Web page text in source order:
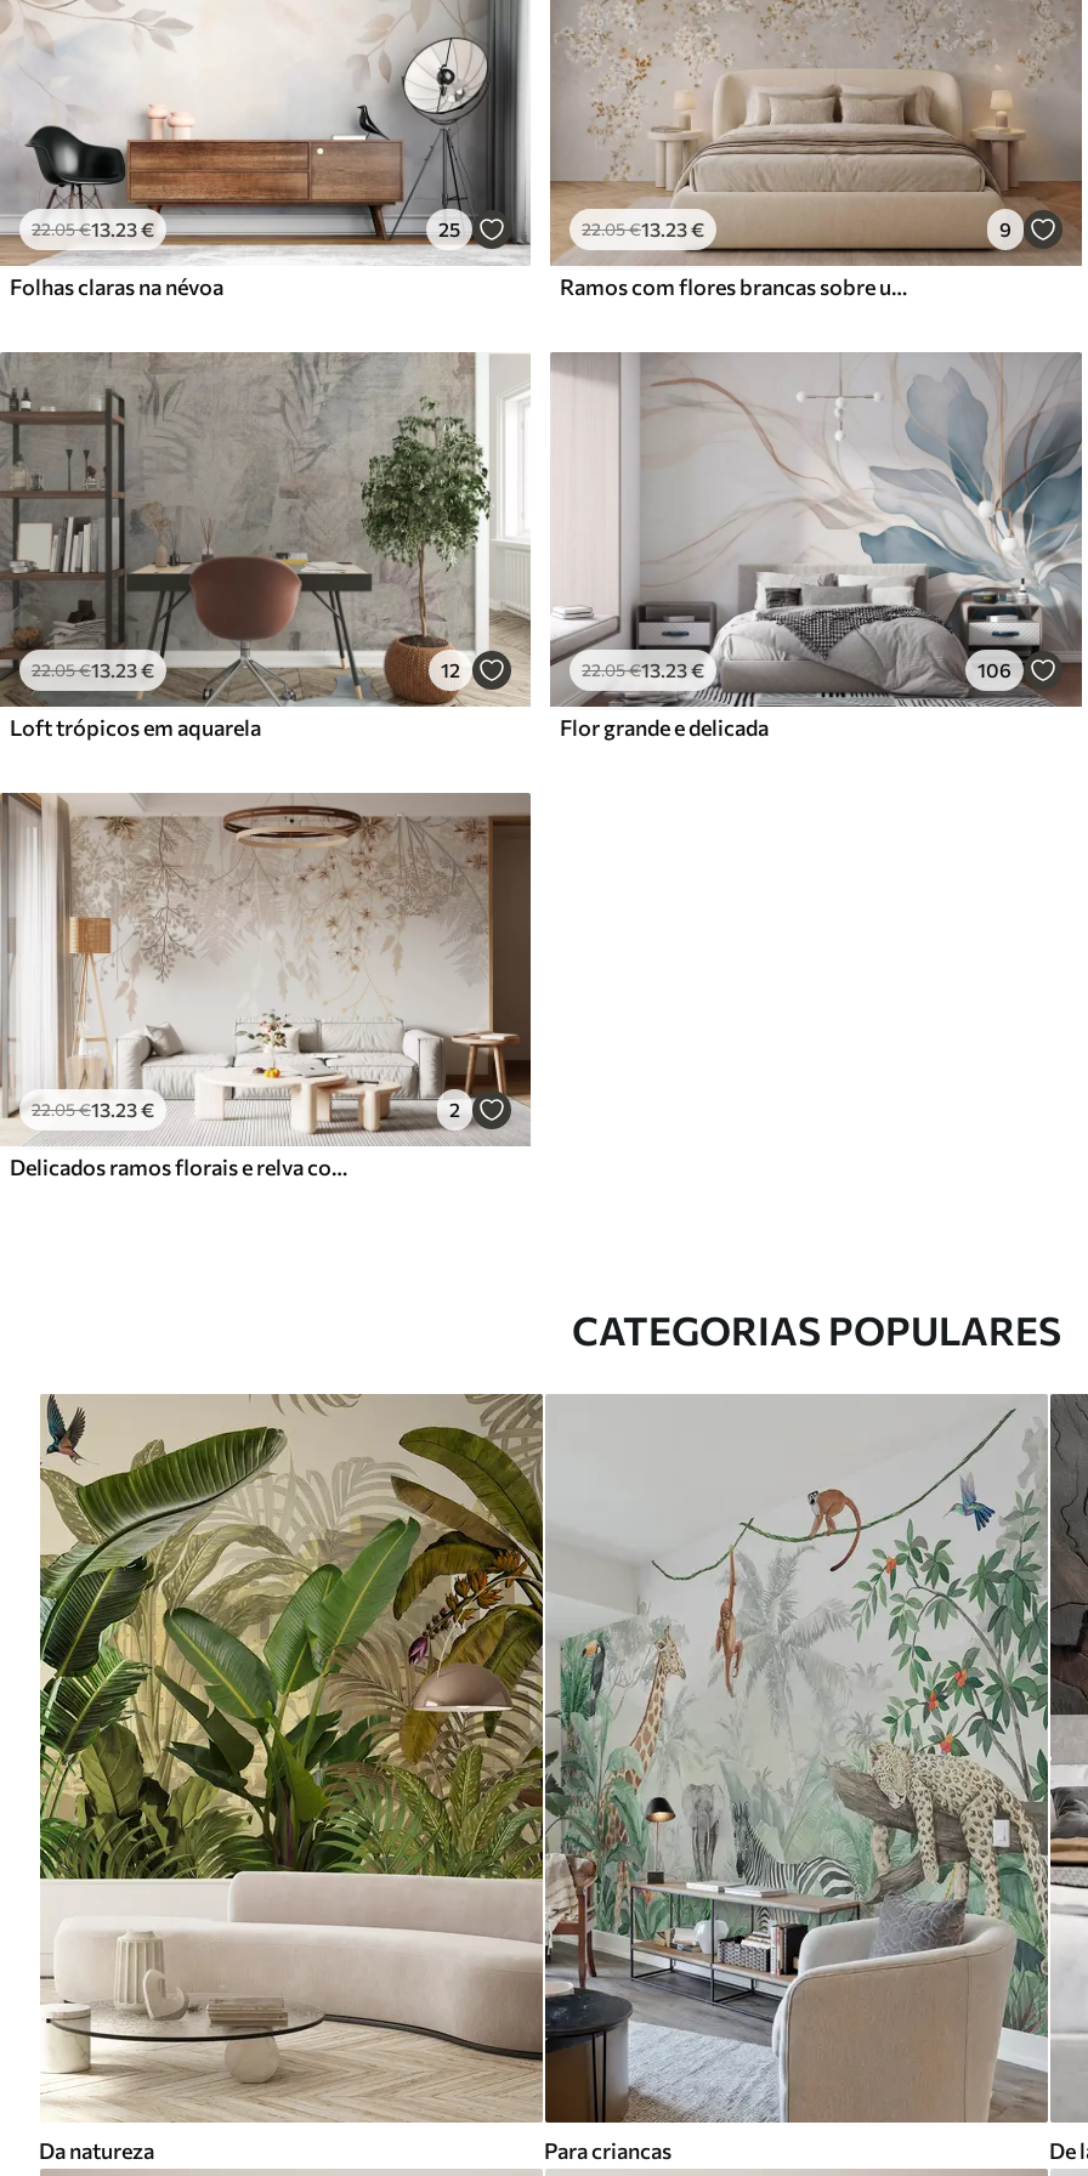
22.05€13.23€ 25
Folhas claras na névoa
22.05€13.23€ 9
Ramos com flores brancas sobre um fundo bege suave
22.05€13 .23€ 12
Loft trópicos em aquarela
22.05€13.23€ 106
Flor grande e delicada
22.05€13.23€ 2
Delicados ramos florais e relva com flores brancas, cinzentas e bege em cascata sobre um fundo claro
CATEGORIAS POPULARES
Da natureza Para criancas De